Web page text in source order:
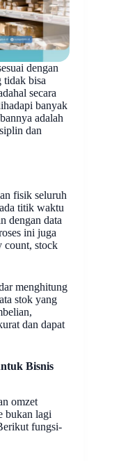
dengan
tidak bisa
secara
banyak
adalah
dan
fisik seluruh
titik waktu
dengan data
ini juga
count, stock
menghitung
stok yang
dan dapat
Bisnis
omzet
bukan lagi
fungsi-